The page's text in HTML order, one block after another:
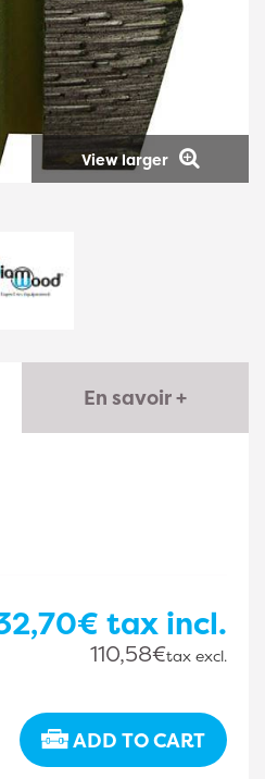
View larger
En savoir +
tax incl.
110,58€tax excl.
ADD TO CART